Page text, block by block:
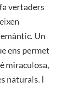
fa vertaders
Un
ens permet
miraculosa,
naturals. I